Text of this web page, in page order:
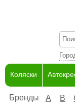
Коляски
Бренды A B